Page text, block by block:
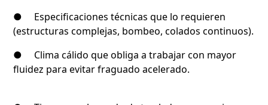
● Especificaciones técnicas que lo requieren
(estructuras complejas, bombeo, colados continuos).
● Clima cálido que obliga a trabajar con mayor
fluidez para evitar fraguado acelerado.